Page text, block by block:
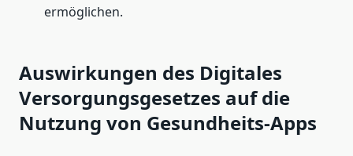
ermöglichen.
Auswirkungen des Digitales
Versorgungsgesetzes auf die
Nutzung von Gesundheits-Apps